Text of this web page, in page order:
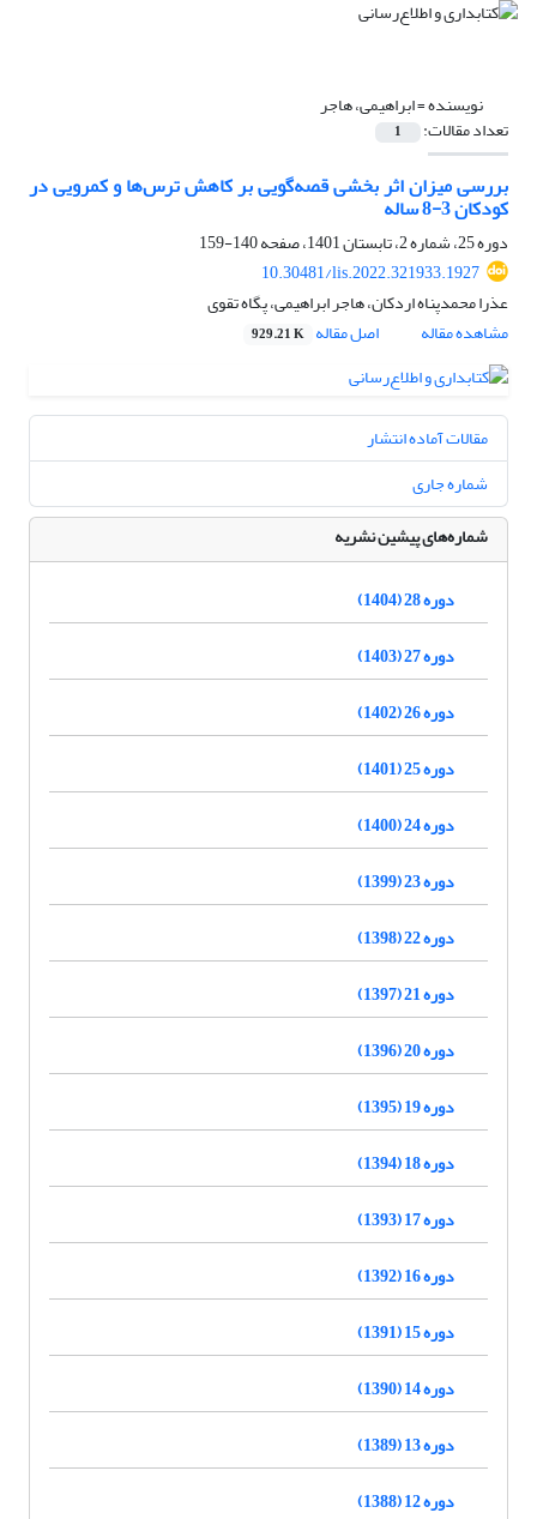
نویسنده =ابراهیمی، هاجر
تعداد مقالات: 1
بررسی میزان اثر بخشی قصه‌گویی بر کاهش ترس‌ها و کمرویی در
کودکان 3-8 ساله
دوره 25، شماره 2، تابستان 1401، صفحه
140-159
10.30481/lis.2022.321933.1927
عذرا محمدپناه اردکان، هاجر ابراهیمی، پگاه تقوی
مشاهده مقاله
اصل مقاله 929.21 K
مقالات آماده انتشار
شماره جاری
شماره‌های پیشین نشریه
دوره 28 (1404)
دوره 27 (1403)
دوره 26 (1402)
دوره 25 (1401)
دوره 24 (1400)
دوره 23 (1399)
دوره 22 (1398)
دوره 21 (1397)
دوره 20 (1396)
دوره 19 (1395)
دوره 18 (1394)
دوره 17 (1393)
دوره 16 (1392)
دوره 15 (1391)
دوره 14 (1390)
دوره 13 (1389)
دوره 12 (1388)